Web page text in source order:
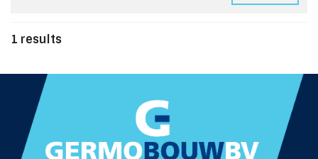
1 results